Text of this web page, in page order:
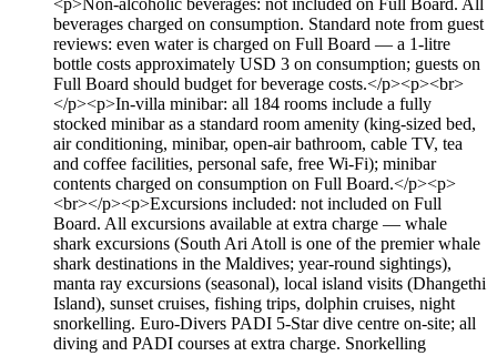
<p>Non-alcoholic beverages: not included on Full Board. All
beverages charged on consumption. Standard note from guest
reviews: even water is charged on Full Board — a 1-litre
bottle costs approximately USD 3 on consumption; guests on
Full Board should budget for beverage costs.</p><p><br>
</p><p>In-villa minibar: all 184 rooms include a fully
stocked minibar as a standard room amenity (king-sized bed,
air conditioning, minibar, open-air bathroom, cable TV, tea
and coffee facilities, personal safe, free Wi-Fi); minibar
contents charged on consumption on Full Board.</p><p>
<br></p><p>Excursions included: not included on Full
Board. All excursions available at extra charge — whale
shark excursions (South Ari Atoll is one of the premier whale
shark destinations in the Maldives; year-round sightings),
manta ray excursions (seasonal), local island visits (Dhangethi
Island), sunset cruises, fishing trips, dolphin cruises, night
snorkelling. Euro-Divers PADI 5-Star dive centre on-site; all
diving and PADI courses at extra charge. Snorkelling